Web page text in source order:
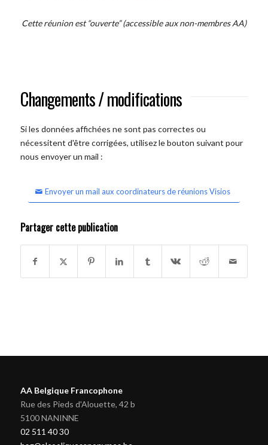
Cette réunion est “ouverte” (accessible aux non-membres AA)
Changements / modifications
Si les données affichées ne sont pas correctes ou
nécessitent d'être corrigées, utilisez le bouton suivant pour
nous envoyer un mail :
Envoyer un mail aux coordinateurs de réunions Visios
Partager cette publication
AA Belgique Francophone
Rue des Pieds d'Alouette, 42 b
5100 NANINNE
02 511 40 30